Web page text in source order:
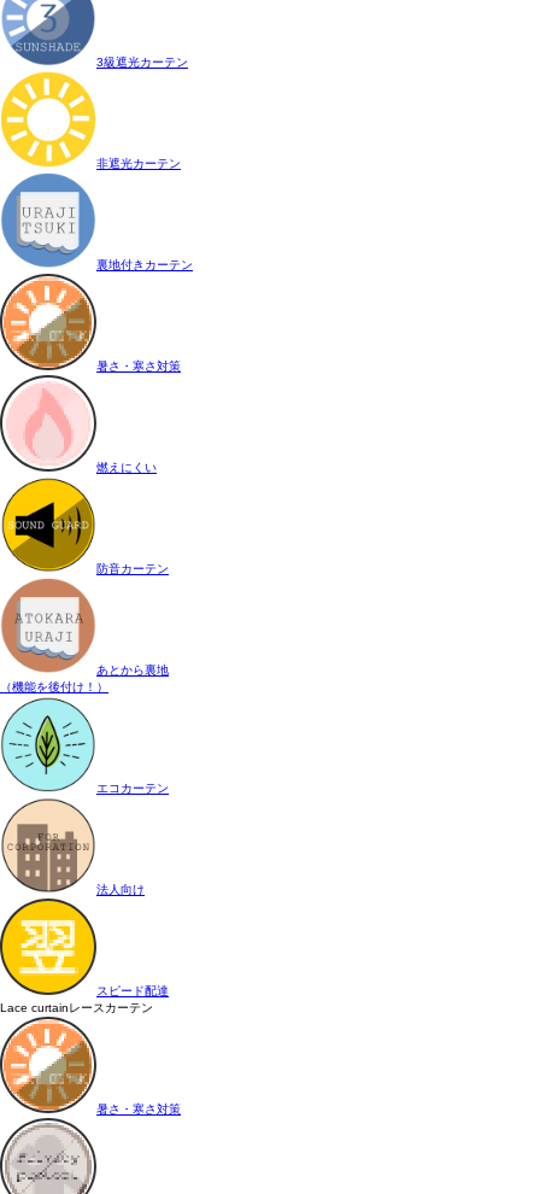
3級遮光カーテン
非遮光カーテン
裏地付きカーテン
暑さ・寒さ対策
燃えにくい
防音カーテン
あとから裏地
（機能を後付け！）
エコカーテン
法人向け
スピード配達
Lace curtainレースカーテン
暑さ・寒さ対策